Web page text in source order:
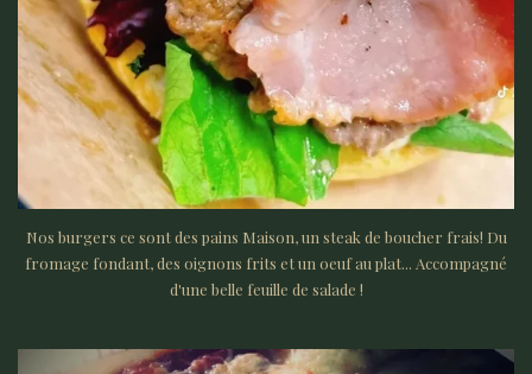
Nos burgers ce sont des pains Maison, un steak de boucher frais! Du
fromage fondant, des oignons frits et un oeuf au plat... Accompagné
d'une belle feuille de salade !